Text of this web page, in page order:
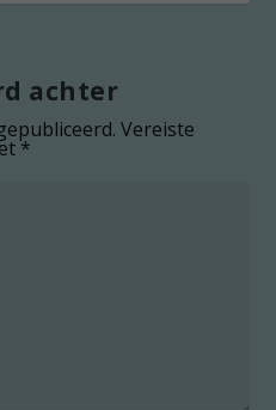
achter
Vereiste
*